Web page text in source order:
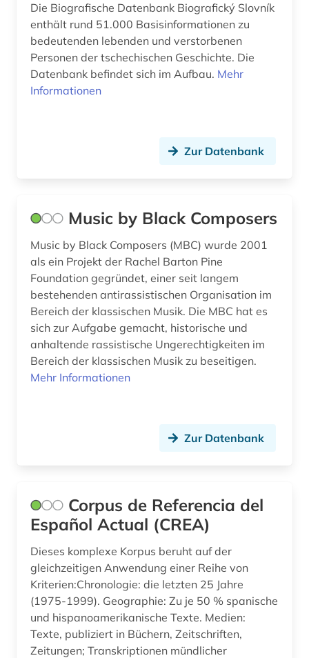
Die Biografische Datenbank Biografický Slovník
enthält rund 51.000 Basisinformationen zu
bedeutenden lebenden und verstorbenen
Personen der tschechischen Geschichte. Die
Datenbank befindet sich im Aufbau. Mehr
Informationen
Zur Datenbank
Music by Black Composers
Music by Black Composers (MBC) wurde 2001
als ein Projekt der Rachel Barton Pine
Foundation gegründet, einer seit langem
bestehenden antirassistischen Organisation im
Bereich der klassischen Musik. Die MBC hat es
sich zur Aufgabe gemacht, historische und
anhaltende rassistische Ungerechtigkeiten im
Bereich der klassischen Musik zu beseitigen.
Mehr Informationen
Zur Datenbank
Corpus de Referencia del
Español Actual (CREA)
Dieses komplexe Korpus beruht auf der
gleichzeitigen Anwendung einer Reihe von
Kriterien:Chronologie: die letzten 25 Jahre
(1975-1999). Geographie: Zu je 50 % spanische
und hispanoamerikanische Texte. Medien:
Texte, publiziert in Büchern, Zeitschriften,
Zeitungen; Transkriptionen mündlicher